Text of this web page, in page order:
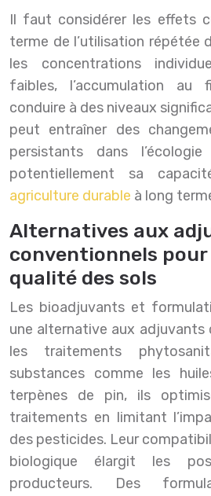
Il faut considérer les effets
terme de l’utilisation répétée
les concentrations
faibles, l’accumulation
conduire à des niveaux
peut entraîner des
persistants dans
potentiellement sa
agriculture durable à long
Alternatives aux
conventionnels pour
qualité des sols
Les bioadjuvants et
une alternative aux adjuvants
les traitements
substances comme les
terpènes de pin, ils
traitements en limitant
des pesticides. Leur
biologique élargit les
producteurs. Des